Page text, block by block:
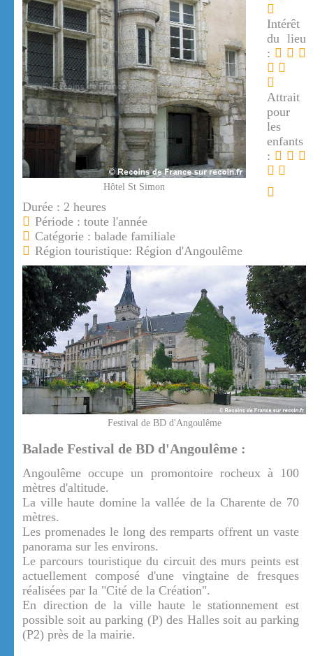
Hôtel St Simon
Intérêt
du lieu
:
Attrait
pour
les
enfants
:
Durée : 2 heures
Période : toute l'année
Catégorie : balade familiale
Région touristique: Région d'Angoulême
Festival de BD d'Angoulême
Balade Festival de BD d'Angoulême :
Angoulême occupe un promontoire rocheux à 100
mètres d'altitude.
La ville haute domine la vallée de la Charente de 70
mètres.
Les promenades le long des remparts offrent un vaste
panorama sur les environs.
Le parcours touristique du circuit des murs peints est
actuellement composé d'une vingtaine de fresques
réalisées par la "Cité de la Création".
En direction de la ville haute le stationnement est
possible soit au parking (P) des Halles soit au parking
(P2) près de la mairie.